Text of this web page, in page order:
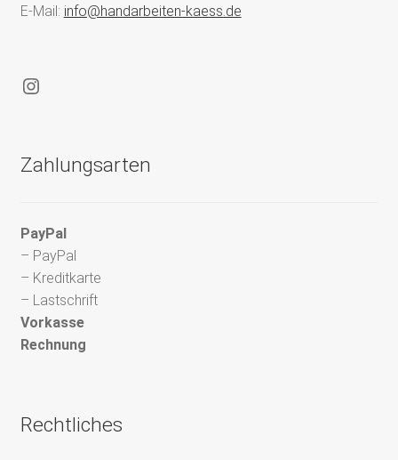
E-Mail: info@handarbeiten-kaess.de
Instagram
Zahlungsarten
PayPal
– PayPal
– Kreditkarte
– Lastschrift
Vorkasse
Rechnung
Rechtliches